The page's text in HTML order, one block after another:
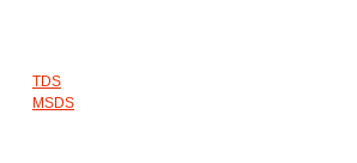
TDS
MSDS